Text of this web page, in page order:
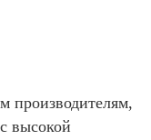
производителям,
высокой